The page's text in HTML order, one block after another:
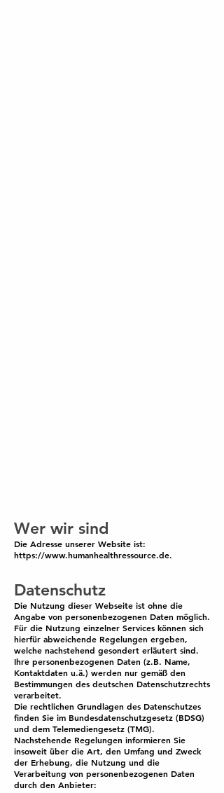
Wer wir sind
Die Adresse unserer Website ist:
https://www.humanhealthressource.de.
Datenschutz
Die Nutzung dieser Webseite ist ohne die
Angabe von personenbezogenen Daten möglich.
Für die Nutzung einzelner Services können sich
hierfür abweichende Regelungen ergeben,
welche nachstehend gesondert erläutert sind.
Ihre personenbezogenen Daten (z.B. Name,
Kontaktdaten u.ä.) werden nur gemäß den
Bestimmungen des deutschen Datenschutzrechts
verarbeitet.
Die rechtlichen Grundlagen des Datenschutzes
finden Sie im Bundesdatenschutzgesetz (BDSG)
und dem Telemediengesetz (TMG).
Nachstehende Regelungen informieren Sie
insoweit über die Art, den Umfang und Zweck
der Erhebung, die Nutzung und die
Verarbeitung von personenbezogenen Daten
durch den Anbieter: